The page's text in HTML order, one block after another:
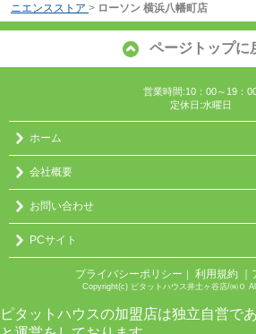
ニエンスストア > ローソン 横浜八幡町店
ページトップに
営業時間:10：00～19：
定休日:水曜日
ホーム
会社概要
お問い合わせ
PCサイト
プライバシーポリシー ｜ 利用規約
Copyright(c) ピタットハウス井土ヶ谷店/㈱０
ピタットハウスの加盟店は独立自営で